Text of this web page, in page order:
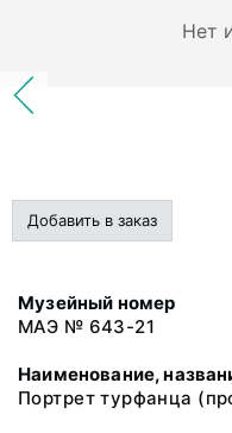
Нет
Добавить в заказ
Музейный номер
МАЭ № 643-21
Наименование,
Портрет турфанца